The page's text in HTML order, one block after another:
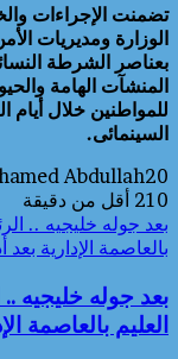
تضمنت الإجراءات
الوزارة ومديريات
بعناصر الشرطة
المنشآت الهامة
للمواطنين خلال أيام
السينمائى.
Abdullah20 مارس، 2026
210 أقل من دقيقة
بعد جوله خليجيه ..
بالعاصمة الإدارية بعد
بعد جوله خليجيه
العليم بالعاصمة